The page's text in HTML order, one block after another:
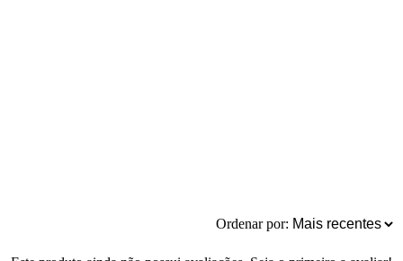
Ordenar por: